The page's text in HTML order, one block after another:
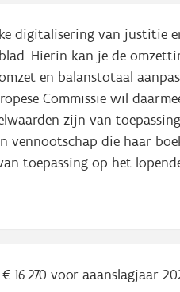
digitalisering van justitie
Hierin kan je de
en balanstotaal
Commissie wil
zijn van
vennootschap die haar
toepassing op het
voor aaanslagjaar